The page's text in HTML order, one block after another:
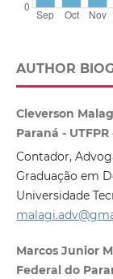
AUTHOR
Cleverson
Paraná -
Contador,
Graduação em
Universidade
Marcos Junior
Federal do